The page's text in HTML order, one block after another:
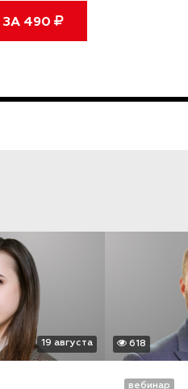
490
19 августа 618
вебинар